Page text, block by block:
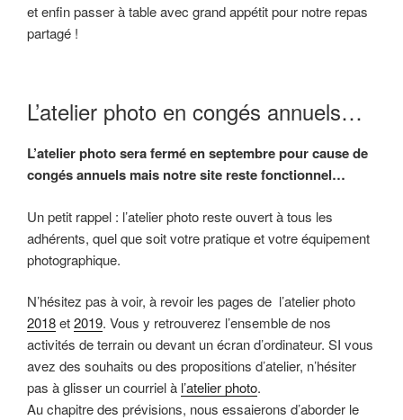
et enfin passer à table avec grand appétit pour notre repas
partagé !
L’atelier photo en congés annuels…
L’atelier photo sera fermé en septembre pour cause de
congés annuels mais notre site reste fonctionnel…
Un petit rappel : l’atelier photo reste ouvert à tous les
adhérents, quel que soit votre pratique et votre équipement
photographique.
N’hésitez pas à voir, à revoir les pages de l’atelier photo
2018et2019. Vous y retrouverez l’ensemble de nos
activités de terrain ou devant un écran d’ordinateur. SI vous
avez des souhaits ou des propositions d’atelier, n’hésiter
pas à glisser un courriel à l’atelier photo.
Au chapitre des prévisions, nous essaierons d’aborder le